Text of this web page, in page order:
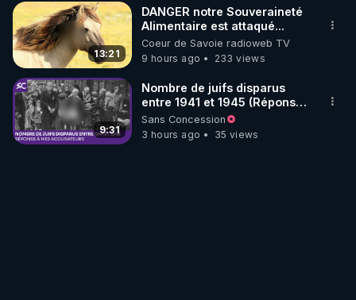
13:21
DANGER notre Souveraineté
Alimentaire est attaqué...
Coeur de Savoie radioweb TV
9 hours ago
233 views
9:31
Nombre de juifs disparus
entre 1941 et 1945 (Réponse
à mes accusateurs)
Sans Concession
3 hours ago
35 views